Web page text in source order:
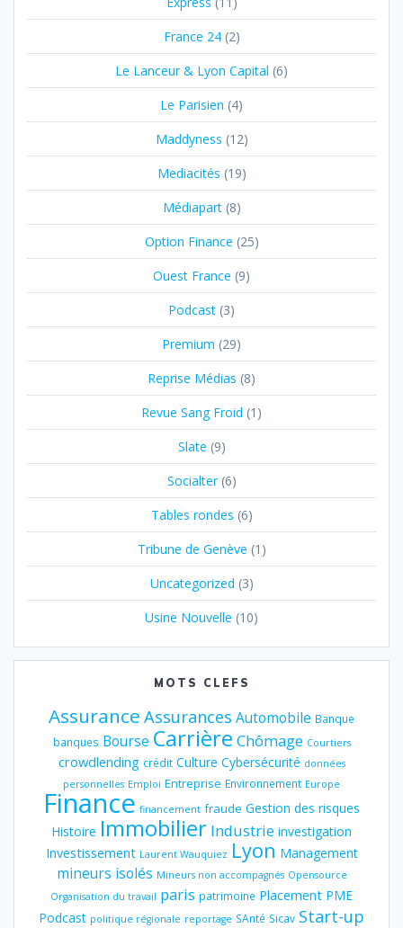
France 24(2)
Le Lanceur & Lyon Capital (6)
Le Parisien (4)
Maddyness (12)
Mediacités (19)
Médiapart(8)
Option Finance (25)
Ouest France (9)
Podcast (3)
Premium (29)
Reprise Médias (8)
Revue Sang Froid (1)
Slate (9)
Socialter(6)
Tables rondes (6)
Tribune de Genève (1)
Uncategorized (3)
Usine Nouvelle (10)
MOTS CLEFS
Assurance Assurances Automobile Banque
banques Bourse Carrière Chômage Courtiers
crowdlending crédit Culture Cybersécurité données
personnelles Emploi Entreprise Environnement Europe
Finance financement fraude Gestion des risques
Histoire Immobilier Industrie investigation
Investissement Laurent Wauquiez Lyon Management
mineurs isolés Mineurs non accompagnés Opensource
Organisation du travail paris patrimoine Placement PME
Podcast politique régionale reportage SAnté Sicav Start-up